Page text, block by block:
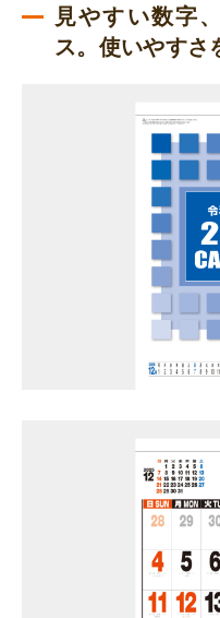
見やすい数字
ス。使いやすさ